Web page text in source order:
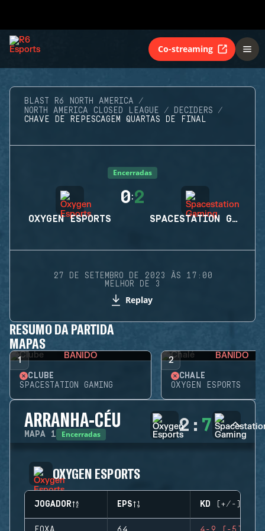
Co-streaming
BLAST R6 NORTH AMERICA
NORTH AMERICA CLOSED LEAGUE
DECIDERS
CHAVE DE REPESCAGEM QUARTAS DE FINAL
Encerradas
OXYGEN ESPORTS
0:2
SPACESTATION GAMING
27 DE SETEMBRO DE 2023 ÀS 17:00
MELHOR DE 3
Replay
RESUMO DA PARTIDA
MAPAS
1 BANIDO
CLUBE
SPACESTATION GAMING
2 BANIDO
CHALÉ
OXYGEN ESPORTS
ARRANHA-CÉU
MAPA 1 Encerradas 2 : 7
OXYGEN ESPORTS
JOGADOR EPS KD (+/-)